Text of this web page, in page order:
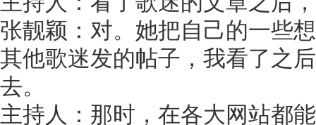
张靓颖：对。她把自己的一些
其他歌迷发的帖子，我看了之
去。
主持人：那时，在各大网站都